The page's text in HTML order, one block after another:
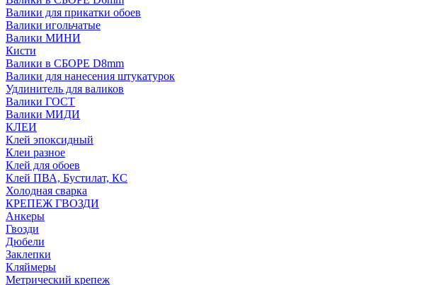
Валики для прикатки обоев
Валики игольчатые
Валики МИНИ
Кисти
Валики в СБОРЕ D8mm
Валики для нанесения штукатурок
Удлинитель для валиков
Валики ГОСТ
Валики МИДИ
КЛЕИ
Клей эпоксидный
Клеи разное
Клей для обоев
Клей ПВА, Бустилат, КС
Холодная сварка
КРЕПЕЖ ГВОЗДИ
Анкеры
Гвозди
Дюбели
Заклепки
Кляймеры
Метрический крепеж